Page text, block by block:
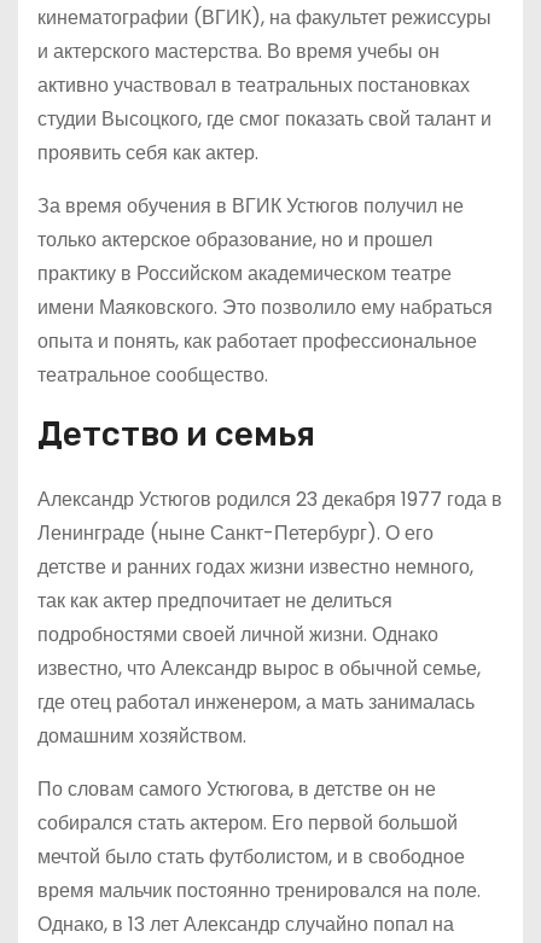
кинематографии (ВГИК), на факультет режиссуры
и актерского мастерства. Во время учебы он
активно участвовал в театральных постановках
студии Высоцкого, где смог показать свой талант и
проявить себя как актер.
За время обучения в ВГИК Устюгов получил не
только актерское образование, но и прошел
практику в Российском академическом театре
имени Маяковского. Это позволило ему набраться
опыта и понять, как работает профессиональное
театральное сообщество.
Детство и семья
Александр Устюгов родился 23 декабря 1977 года в
Ленинграде (ныне Санкт-Петербург). О его
детстве и ранних годах жизни известно немного,
так как актер предпочитает не делиться
подробностями своей личной жизни. Однако
известно, что Александр вырос в обычной семье,
где отец работал инженером, а мать занималась
домашним хозяйством.
По словам самого Устюгова, в детстве он не
собирался стать актером. Его первой большой
мечтой было стать футболистом, и в свободное
время мальчик постоянно тренировался на поле.
Однако, в 13 лет Александр случайно попал на